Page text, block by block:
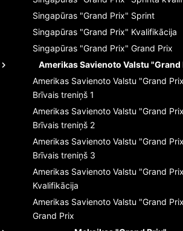
Singapūras "Grand Prix" Sprint
Singapūras "Grand Prix" Kvalifikācija
Singapūras "Grand Prix" Grand Prix
Amerikas Savienoto Valstu "Grand
Amerikas Savienoto Valstu "Grand
Brīvais treniņš 1
Amerikas Savienoto Valstu "Grand
Brīvais treniņš 2
Amerikas Savienoto Valstu "Grand
Brīvais treniņš 3
Amerikas Savienoto Valstu "Grand
Kvalifikācija
Amerikas Savienoto Valstu "Grand
Grand Prix